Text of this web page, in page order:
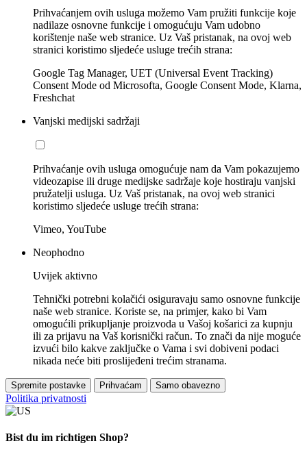
Prihvaćanjem ovih usluga možemo Vam pružiti funkcije koje
nadilaze osnovne funkcije i omogućuju Vam udobno
korištenje naše web stranice. Uz Vaš pristanak, na ovoj web
stranici koristimo sljedeće usluge trećih strana:
Google Tag Manager, UET (Universal Event Tracking)
Consent Mode od Microsofta, Google Consent Mode, Klarna,
Freshchat
Vanjski medijski sadržaji
Prihvaćanje ovih usluga omogućuje nam da Vam pokazujemo
videozapise ili druge medijske sadržaje koje hostiraju vanjski
pružatelji usluga. Uz Vaš pristanak, na ovoj web stranici
koristimo sljedeće usluge trećih strana:
Vimeo, YouTube
Neophodno
Uvijek aktivno
Tehnički potrebni kolačići osiguravaju samo osnovne funkcije
naše web stranice. Koriste se, na primjer, kako bi Vam
omogućili prikupljanje proizvoda u Vašoj košarici za kupnju
ili za prijavu na Vaš korisnički račun. To znači da nije moguće
izvući bilo kakve zaključke o Vama i svi dobiveni podaci
nikada neće biti proslijeđeni trećim stranama.
Spremite postavke Prihvaćam Samo obavezno
Politika privatnosti
Bist du im richtigen Shop?